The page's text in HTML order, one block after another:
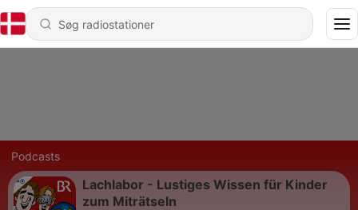
Podcasts
Lachlabor - Lustiges Wissen für Kinder
zum Miträtseln